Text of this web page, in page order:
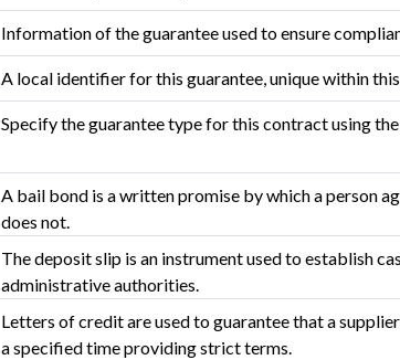
Information of the guarantee used to ensure
A local identifier for this guarantee, unique within
Specify the guarantee type for this contract using the
A bail bond is a written promise by which a person
does not.
The deposit slip is an instrument used to establish
administrative authorities.
Letters of credit are used to guarantee that a
a specified time providing strict terms.